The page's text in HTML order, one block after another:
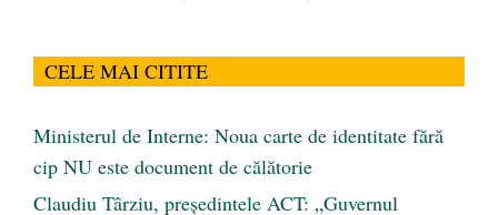
CELE MAI CITITE
Ministerul de Interne: Noua carte de identitate fără
cip NU este document de călătorie
Claudiu Târziu, președintele ACT: „Guvernul